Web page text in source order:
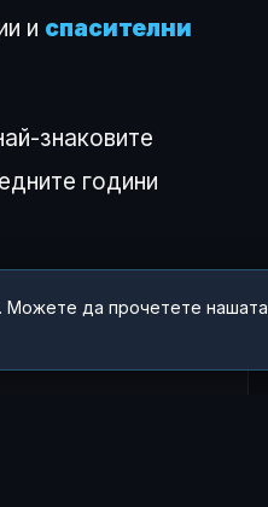
и спасителни
знаковите
години
Можете да прочетете нашата